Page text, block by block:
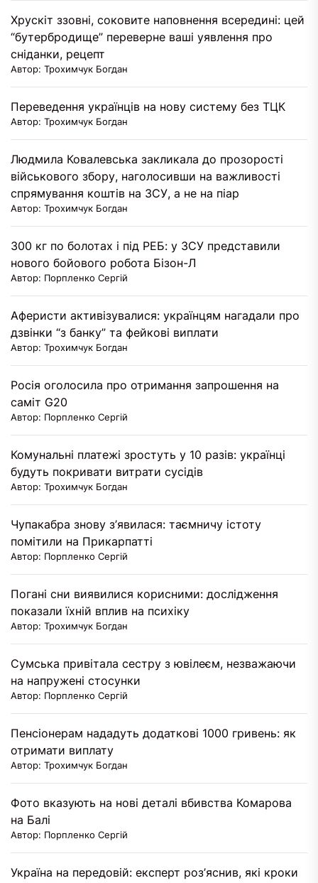
Хрускіт ззовні, соковите наповнення всередині: цей
“бутербродище” переверне ваші уявлення про
сніданки, рецепт
Автор: Трохимчук Богдан
Переведення українців на нову систему без ТЦК
Автор: Трохимчук Богдан
Людмила Ковалевська закликала до прозорості
військового збору, наголосивши на важливості
спрямування коштів на ЗСУ, а не на піар
Автор: Трохимчук Богдан
300 кг по болотах і під РЕБ: у ЗСУ представили
нового бойового робота Бізон-Л
Автор: Порпленко Сергій
Аферисти активізувалися: українцям нагадали про
дзвінки “з банку” та фейкові виплати
Автор: Трохимчук Богдан
Росія оголосила про отримання запрошення на
саміт G20
Автор: Порпленко Сергій
Комунальні платежі зростуть у 10 разів: українці
будуть покривати витрати сусідів
Автор: Трохимчук Богдан
Чупакабра знову з’явилася: таємничу істоту
помітили на Прикарпатті
Автор: Порпленко Сергій
Погані сни виявилися корисними: дослідження
показали їхній вплив на психіку
Автор: Трохимчук Богдан
Сумська привітала сестру з ювілеєм, незважаючи
на напружені стосунки
Автор: Порпленко Сергій
Пенсіонерам нададуть додаткові 1000 гривень: як
отримати виплату
Автор: Трохимчук Богдан
Фото вказують на нові деталі вбивства Комарова
на Балі
Автор: Порпленко Сергій
Україна на передовій: експерт роз’яснив, які кроки